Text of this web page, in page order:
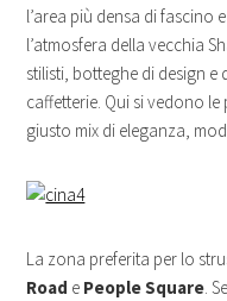
l’area più densa di
l’atmosfera della vecchia
stilisti, botteghe di design
caffetterie. Qui si vedono
giusto mix di eleganza,
La zona preferita per lo
Road e People Square.